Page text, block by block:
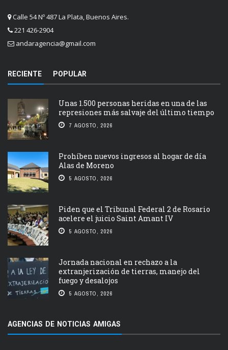
Calle 54 Nº 487 La Plata, Buenos Aires.
221 426-2904
andaragencia@gmail.com
RECIENTE POPULAR
Unas 1.500 personas heridas en una de las
represiones más salvaje del último tiempo
7 AGOSTO, 2026
Prohíben nuevos ingresos al hogar de día
Alas de Moreno
5 AGOSTO, 2026
Piden que el Tribunal Federal 2 de Rosario
acelere el juicio Saint Amant IV
5 AGOSTO, 2026
Jornada nacional en rechazo a la
extranjerización de tierras, manejo del
fuego y desalojos
5 AGOSTO, 2026
AGENCIAS DE NOTICIAS AMIGAS